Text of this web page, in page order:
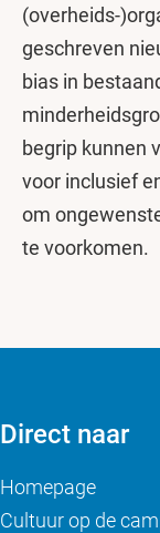
(overheids-
geschreven
bias in
begrip kunnen
voor inclusief
om
te voorkomen.
Direct naar
Homepage
Cultuur op de